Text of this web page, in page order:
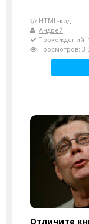
HTML-код
Андрей
Прохождений:
Просмотров: 3
Отличите